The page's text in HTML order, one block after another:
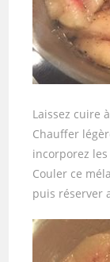
Laissez cuire
Chauffer
incorporez
Couler ce
puis réserver